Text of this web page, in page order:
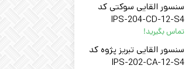
سنسور القایی سوکتی کد
IPS-204-CD-12-S4
تماس بگیرید!
سنسور القایی تبریز پژوه کد
IPS-202-CA-12-S4